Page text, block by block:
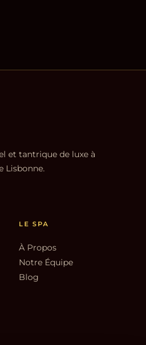
et tantrique de luxe à
Lisbonne.
LE SPA
À Propos
Notre Équipe
Blog